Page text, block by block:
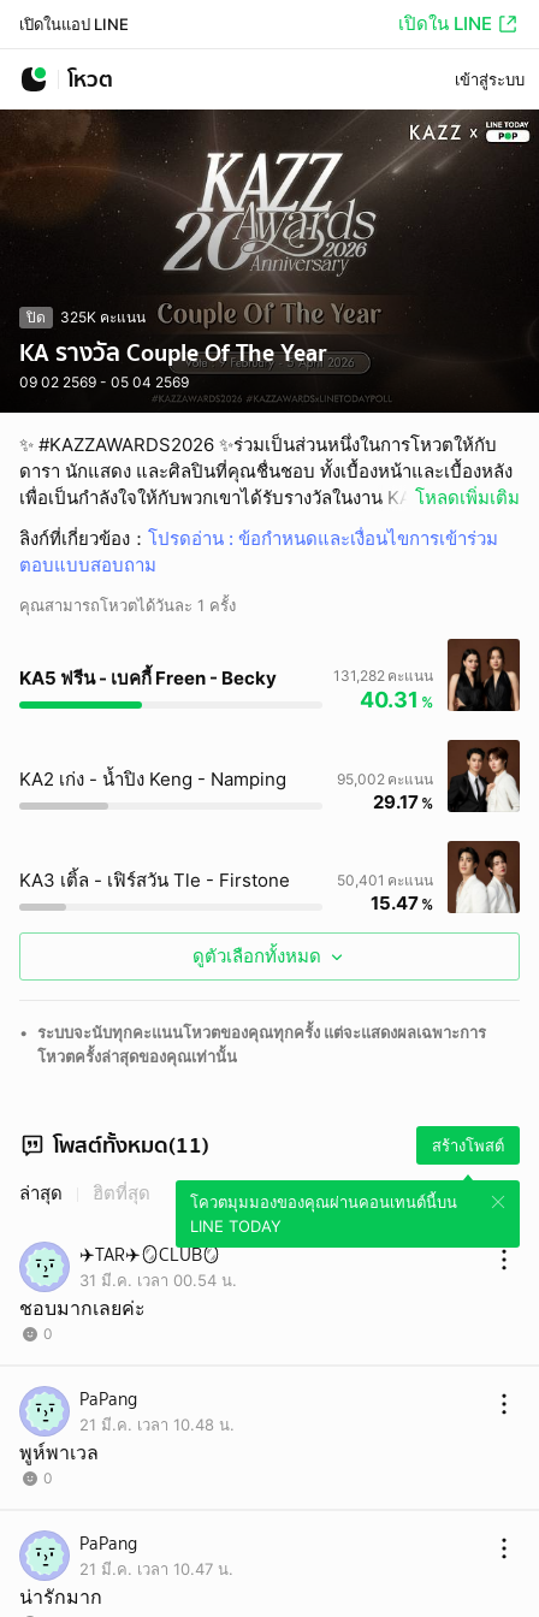
เปิดในแอป LINE เปิดใน LINE
โหวต เข้าสู่ระบบ
ปิด 325K คะแนน
KA รางวัล Couple Of The Year
09 02 2569 - 05 04 2569
✨ #KAZZAWARDS2026 ✨ร่วมเป็นส่วนหนึ่งในการโหวตให้กับ
ดารา นักแสดง และศิลปินที่คุณชื่นชอบ ทั้งเบื้องหน้าและเบื้องหลัง
เพื่อเป็นกำลังใจให้กับพวกเขาได้รับรางวัลในงาน KAZZ AWARDS
2026
โหลดเพิ่มเติม
ลิงก์ที่เกี่ยวข้อง ： โปรดอ่าน : ข้อกำหนดและเงื่อนไขการเข้าร่วม
ตอบแบบสอบถาม
คุณสามารถโหวตได้วันละ 1 ครั้ง
KA5 ฟรีน - เบคกี้ Freen - Becky 131,282 คะแนน
40.31 %
KA2 เก่ง - น้ำปิง Keng - Namping 95,002 คะแนน
29.17 %
KA3 เติ้ล - เฟิร์สวัน Tle - Firstone 50,401 คะแนน
15.47 %
ดูตัวเลือกทั้งหมด
• ระบบจะนับทุกคะแนนโหวตของคุณทุกครั้ง แต่จะแสดงผลเฉพาะการ
โหวตครั้งล่าสุดของคุณเท่านั้น
โพสต์ทั้งหมด(11) สร้างโพสต์
โควตมุมมองของคุณผ่านคอนเทนต์นี้บน
LINE TODAY
ล่าสุด ฮิตที่สุด
✈️TAR✈️🪞CLUB🪞
31 มี.ค. เวลา 00.54 น.
ชอบมากเลยค่ะ
0
PaPang
21 มี.ค. เวลา 10.48 น.
พูห์พาเวล
0
PaPang
21 มี.ค. เวลา 10.47 น.
น่ารักมาก